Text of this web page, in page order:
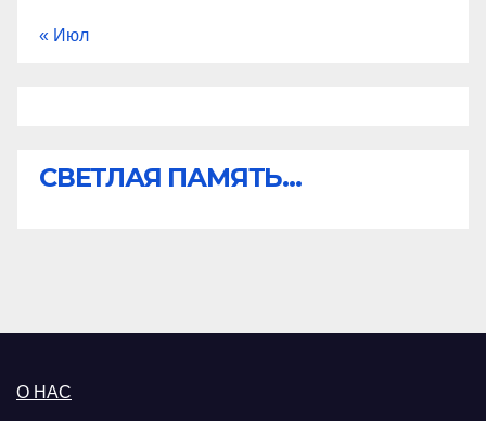
« Июл
СВЕТЛАЯ ПАМЯТЬ...
О НАС